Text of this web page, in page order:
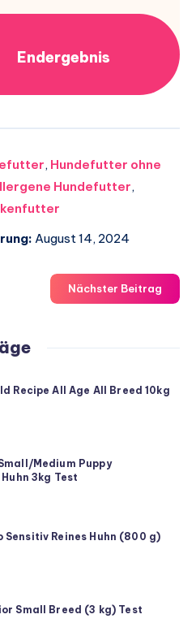
Endergebnis
, Hundefutter ohne
Hundefutter,
August 14, 2024
Nächster Beitrag
Recipe All Age All Breed 10kg
Medium Puppy
3kg Test
Sensitiv Reines Huhn (800 g)
Small Breed (3 kg) Test